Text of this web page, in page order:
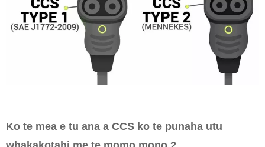
Ko te mea e tu ana a CCS ko te punaha utu